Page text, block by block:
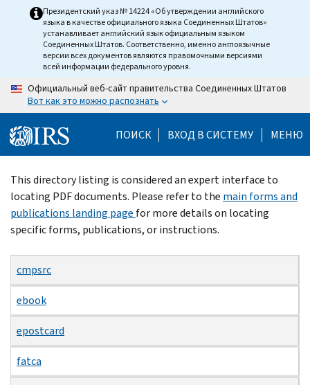
Президентский указ № 14224 «Об утверждении английского
языка в качестве официального языка Соединенных Штатов»
устанавливает английский язык официальным языком
Соединенных Штатов. Соответственно, именно англоязычные
версии всех документов являются правомочными версиями
всей информации федерального уровня.
Официальный веб-сайт правительства Соединенных Штатов
Вот как это можно распознать
ПОИСК ВХОД В СИСТЕМУ МЕНЮ
Beginning
of
main
content
This directory listing is considered an expert interface to
locating PDF documents. Please refer to the main forms and
publications landing page for more details on locating
specific forms, publications, or instructions.
cmpsrc
ebook
epostcard
fatca